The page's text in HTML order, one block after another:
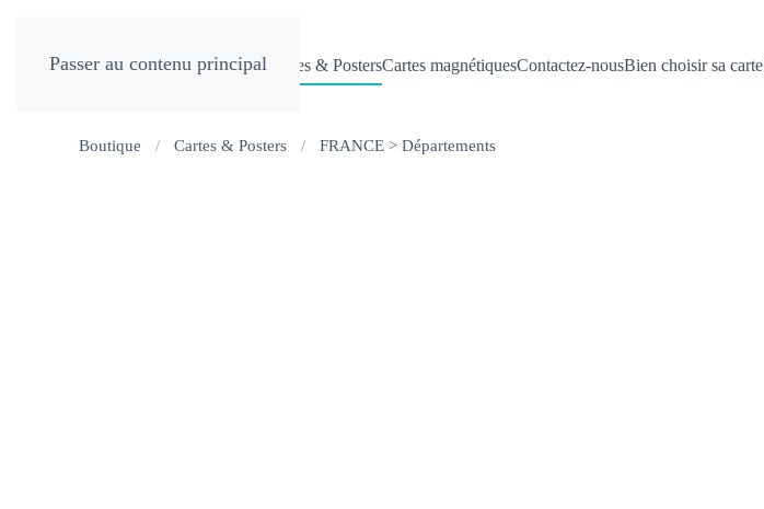
Passer au contenu principal
Services de cartographie Cartes & PostersCartes magnétiquesContactez-nousBien choisir sa carte
Boutique Cartes & Posters FRANCE > Départements